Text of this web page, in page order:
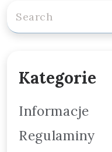
Kategorie
Informacje
Regulaminy